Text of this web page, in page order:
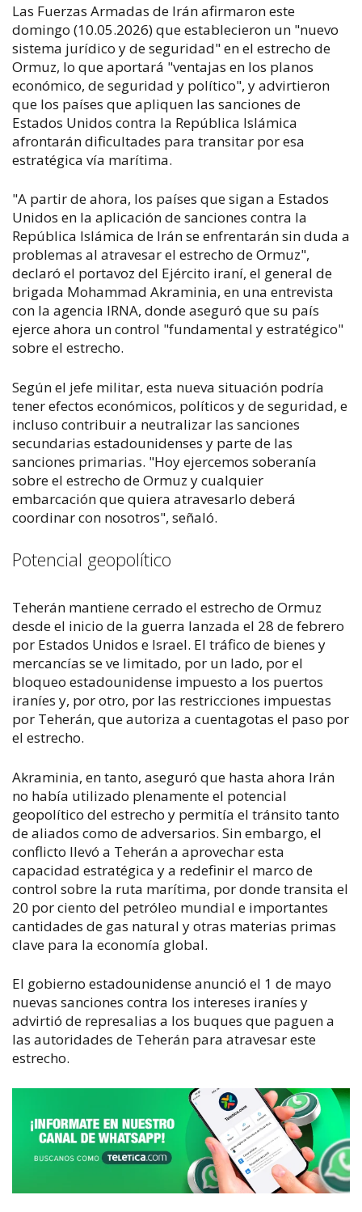
Las Fuerzas Armadas de Irán afirmaron este
domingo (10.05.2026) que establecieron un "nuevo
sistema jurídico y de seguridad" en el estrecho de
Ormuz, lo que aportará "ventajas en los planos
económico, de seguridad y político", y advirtieron
que los países que apliquen las sanciones de
Estados Unidos contra la República Islámica
afrontarán dificultades para transitar por esa
estratégica vía marítima.
"A partir de ahora, los países que sigan a Estados
Unidos en la aplicación de sanciones contra la
República Islámica de Irán se enfrentarán sin duda a
problemas al atravesar el estrecho de Ormuz",
declaró el portavoz del Ejército iraní, el general de
brigada Mohammad Akraminia, en una entrevista
con la agencia IRNA, donde aseguró que su país
ejerce ahora un control "fundamental y estratégico"
sobre el estrecho.
Según el jefe militar, esta nueva situación podría
tener efectos económicos, políticos y de seguridad, e
incluso contribuir a neutralizar las sanciones
secundarias estadounidenses y parte de las
sanciones primarias. "Hoy ejercemos soberanía
sobre el estrecho de Ormuz y cualquier
embarcación que quiera atravesarlo deberá
coordinar con nosotros", señaló.
Potencial geopolítico
Teherán mantiene cerrado el estrecho de Ormuz
desde el inicio de la guerra lanzada el 28 de febrero
por Estados Unidos e Israel. El tráfico de bienes y
mercancías se ve limitado, por un lado, por el
bloqueo estadounidense impuesto a los puertos
iraníes y, por otro, por las restricciones impuestas
por Teherán, que autoriza a cuentagotas el paso por
el estrecho.
Akraminia, en tanto, aseguró que hasta ahora Irán
no había utilizado plenamente el potencial
geopolítico del estrecho y permitía el tránsito tanto
de aliados como de adversarios. Sin embargo, el
conflicto llevó a Teherán a aprovechar esta
capacidad estratégica y a redefinir el marco de
control sobre la ruta marítima, por donde transita el
20 por ciento del petróleo mundial e importantes
cantidades de gas natural y otras materias primas
clave para la economía global.
El gobierno estadounidense anunció el 1 de mayo
nuevas sanciones contra los intereses iraníes y
advirtió de represalias a los buques que paguen a
las autoridades de Teherán para atravesar este
estrecho.